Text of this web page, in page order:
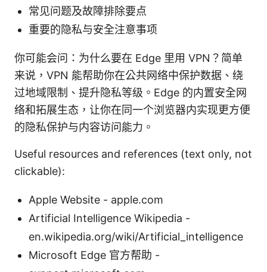
常见问题及故障排除要点
重要的隐私与安全注意事项
你可能会问：为什么要在 Edge 里用 VPN？简单
来说，VPN 能帮助你在公共网络中保护数据、绕
过地域限制、提升隐私等级。Edge 的内置安全网
络和拓展生态，让你在同一个浏览器内实现更方便
的隐私保护与内容访问能力。
Useful resources and references (text only, not
clickable):
Apple Website - apple.com
Artificial Intelligence Wikipedia -
en.wikipedia.org/wiki/Artificial_intelligence
Microsoft Edge 官方帮助 -